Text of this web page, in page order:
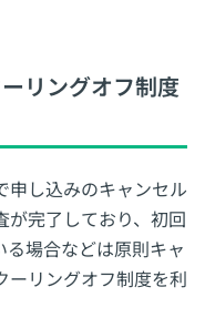
リングオフ制度
申し込みのキャンセル
が完了しており、初回
る場合などは原則キャ
ーリングオフ制度を利